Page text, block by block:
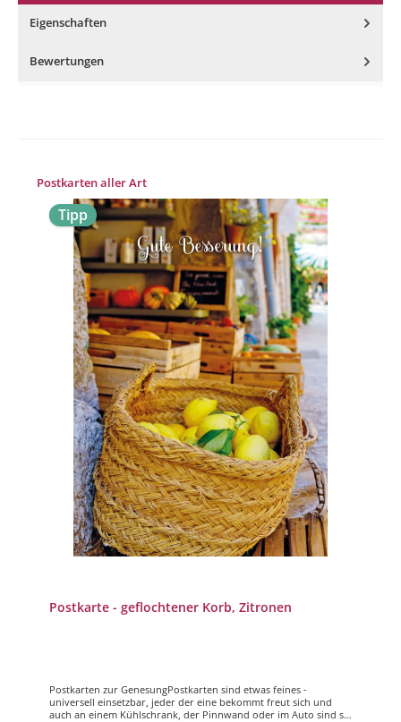
Eigenschaften
Bewertungen
Produktgalerie überspringen
Postkarten aller Art
Tipp
Postkarte - geflochtener Korb, Zitronen
Postkarten zur GenesungPostkarten sind etwas feines -
universell einsetzbar, jeder der eine bekommt freut sich und
auch an einem Kühlschrank, der Pinnwand oder im Auto sind sie